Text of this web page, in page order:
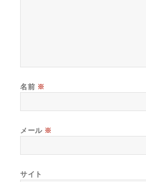
名前 ※
メール ※
サイト